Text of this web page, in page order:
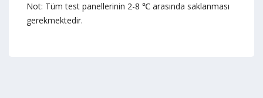
Not: Tüm test panellerinin 2-8 ℃ arasında saklanması
gerekmektedir.